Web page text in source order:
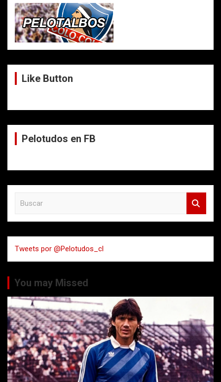
Like Button
Pelotudos en FB
a
r
Tweets por @Pelotudos_cl
You may Missed